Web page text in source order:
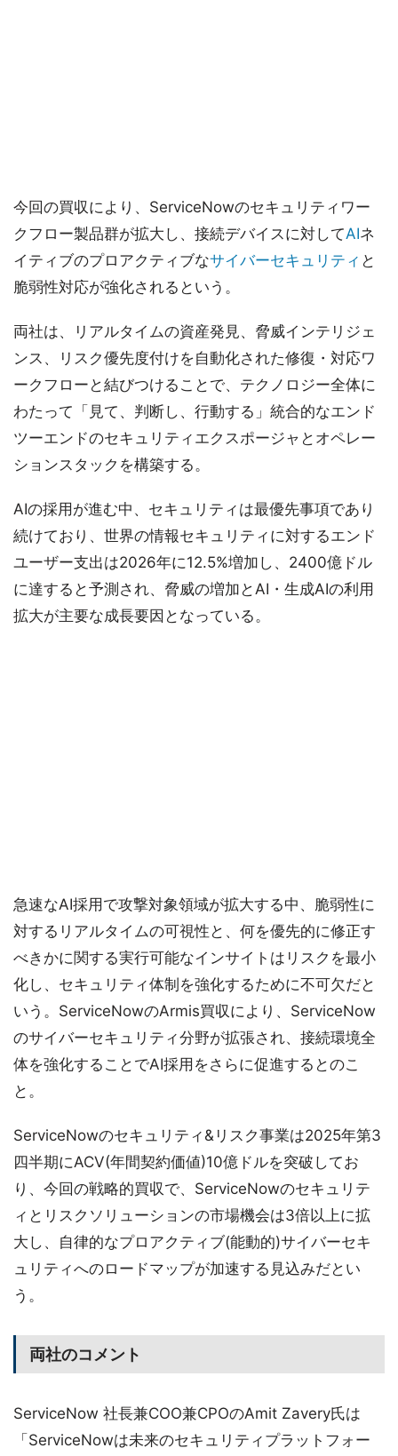
今回の買収により、ServiceNowのセキュリティワー
クフロー製品群が拡大し、接続デバイスに対してAIネ
イティブのプロアクティブなサイバーセキュリティ と
脆弱性対応が強化されるという。
両社は、リアルタイムの資産発見、脅威インテリジェ
ンス、リスク優先度付けを自動化された修復・対応ワ
ークフローと結びつけることで、テクノロジー全体に
わたって「見て、判断し、行動する」統合的なエンド
ツーエンドのセキュリティエクスポージャとオペレー
ションスタックを構築する。
AIの採用が進む中、セキュリティは最優先事項であり
続けており、世界の情報セキュリティに対するエンド
ユーザー支出は2026年に12.5%増加し、2400億ドル
に達すると予測され、脅威の増加とAI・生成AIの利用
拡大が主要な成長要因となっている。
急速なAI採用で攻撃対象領域が拡大する中、脆弱性に
対するリアルタイムの可視性と、何を優先的に修正す
べきかに関する実行可能なインサイトはリスクを最小
化し、セキュリティ体制を強化するために不可欠だと
いう。ServiceNowのArmis買収により、ServiceNow
のサイバーセキュリティ分野が拡張され、接続環境全
体を強化することでAI採用をさらに促進するとのこ
と。
ServiceNowのセキュリティ&リスク事業は2025年第3
四半期にACV(年間契約価値)10億ドルを突破してお
り、今回の戦略的買収で、ServiceNowのセキュリテ
ィとリスクソリューションの市場機会は3倍以上に拡
大し、自律的なプロアクティブ(能動的)サイバーセキ
ュリティへのロードマップが加速する見込みだとい
う。
両社のコメント
ServiceNow 社長兼COO兼CPOのAmit Zavery氏は
「ServiceNowは未来のセキュリティプラットフォー